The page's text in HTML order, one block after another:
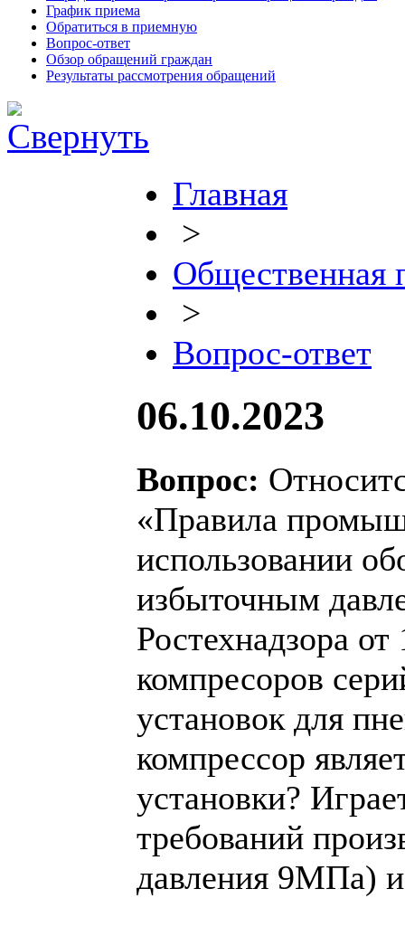
График приема
Обратиться в приемную
Вопрос-ответ
Обзор обращений граждан
Результаты рассмотрения обращений
Главная
>
Общественная
>
Вопрос-ответ
06.10.2023
Вопрос:
«Правила
использовании
избыточным
Ростехнадзора
компресоров
установок для
компрессор
установки?
требований
давления 9МПа)